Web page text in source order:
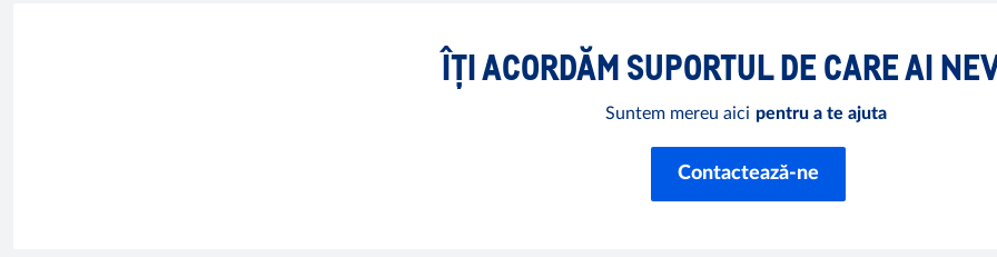
ÎȚI ACORDĂM SUPORTUL DE CARE AI
Suntem mereu aici pentru a te ajuta
Contactează-ne